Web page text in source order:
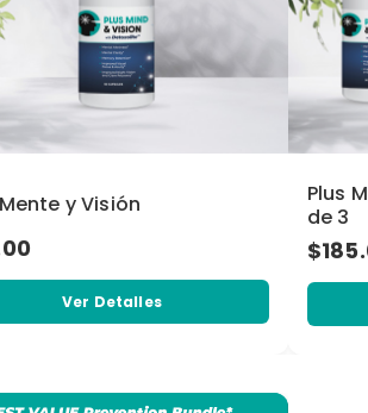
y Visión
Ver Detalles
Plus
de 3